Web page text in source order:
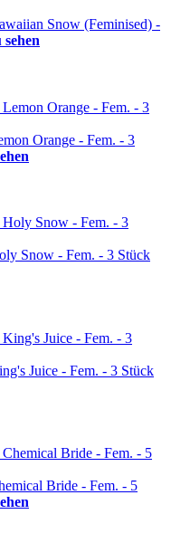
Snow (Feminised) -
Orange - Fem. - 3
Snow - Fem. - 3 Stück
Juice - Fem. - 3 Stück
Bride - Fem. - 5